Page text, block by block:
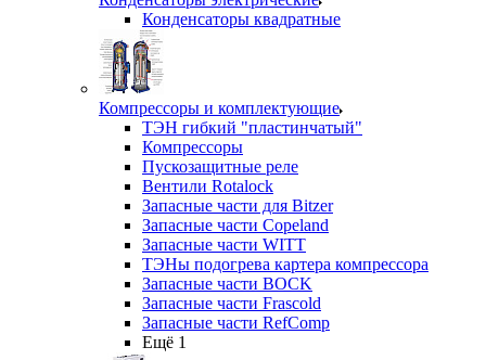
Конденсаторы квадратные
Компрессоры и комплектующие
ТЭН гибкий "пластинчатый"
Компрессоры
Пускозащитные реле
Вентили Rotalock
Запасные части для Bitzer
Запасные части Copeland
Запасные части WITT
ТЭНы подогрева картера компрессора
Запасные части BOCK
Запасные части Frascold
Запасные части RefComp
Ещё 1